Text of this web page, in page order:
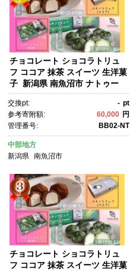
チョコレート ショコラトリュ
フ ココア 抹茶 スイーツ 生洋菓
子 新潟県 南魚沼市 ナトゥー
フ 計10箱
交換pt: - pt
参考寄附額:
60,000 円
管理番号:
BB02-NT
中部地方
新潟県
南魚沼市
チョコレート ショコラトリュ
フ ココア 抹茶 スイーツ 生洋菓